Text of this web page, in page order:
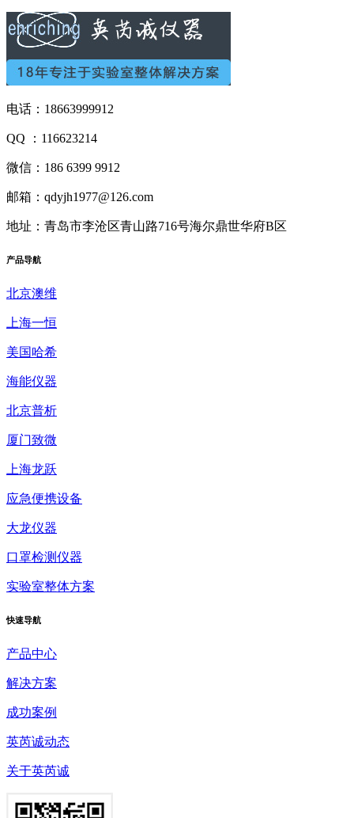
电话：18663999912
QQ ：116623214
微信：186 6399 9912
邮箱：qdyjh1977@126.com
地址：青岛市李沧区青山路716号海尔鼎世华府B区
产品导航
北京澳维
上海一恒
美国哈希
海能仪器
北京普析
厦门致微
上海龙跃
应急便携设备
大龙仪器
口罩检测仪器
实验室整体方案
快速导航
产品中心
解决方案
成功案例
英芮诚动态
关于英芮诚